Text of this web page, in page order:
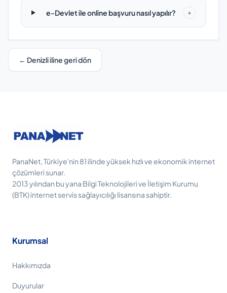
e-Devlet ile online başvuru nasıl yapılır? +
← Denizli iline geri dön
PanaNet, Türkiye'nin 81 ilinde yüksek hızlı ve ekonomik internet
çözümleri sunar.
2013 yılından bu yana Bilgi Teknolojileri ve İletişim Kurumu
(BTK) internet servis sağlayıcılığı lisansına sahiptir.
Kurumsal
Hakkımızda
Duyurular